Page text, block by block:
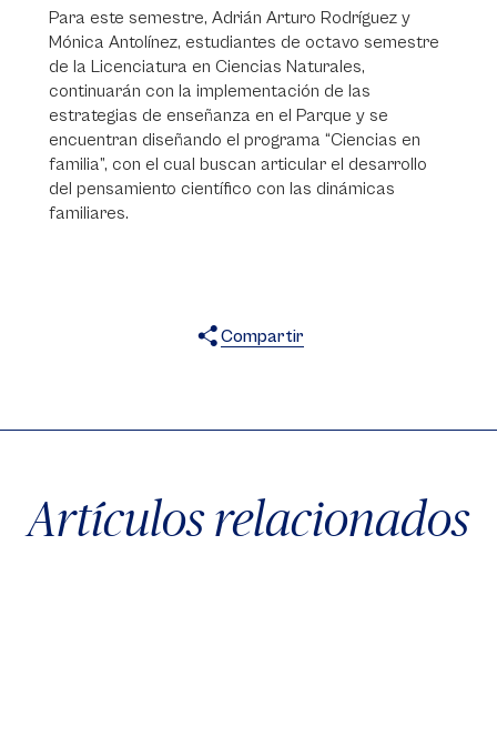
Para este semestre, Adrián Arturo Rodríguez y
Mónica Antolínez, estudiantes de octavo semestre
de la Licenciatura en Ciencias Naturales,
continuarán con la implementación de las
estrategias de enseñanza en el Parque y se
encuentran diseñando el programa “Ciencias en
familia”, con el cual buscan articular el desarrollo
del pensamiento científico con las dinámicas
familiares.
Compartir
Artículos relacionados